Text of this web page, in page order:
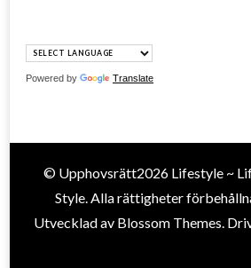
Powered by Translate
© Upphovsrätt2026 Lifestyle ~
Style. Alla rättigheter
Utvecklad av Blossom Themes.